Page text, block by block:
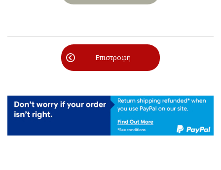
Επιστροφή